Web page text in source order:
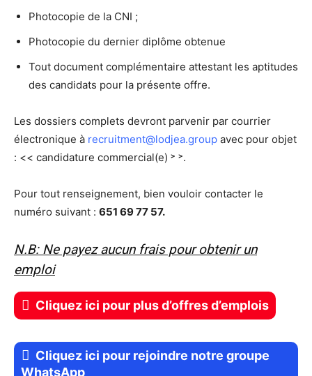
Photocopie de la CNI ;
Photocopie du dernier diplôme obtenue
Tout document complémentaire attestant les aptitudes
des candidats pour la présente offre.
Les dossiers complets devront parvenir par courrier
électronique à recruitment@lodjea.group avec pour objet
: << candidature commercial(e) ˃ ˃.
Pour tout renseignement, bien vouloir contacter le
numéro suivant : 651 69 77 57.
N.B: Ne payez aucun frais pour obtenir un
emploi
Cliquez ici pour plus d’offres d’emplois
Cliquez ici pour rejoindre notre groupe
WhatsApp